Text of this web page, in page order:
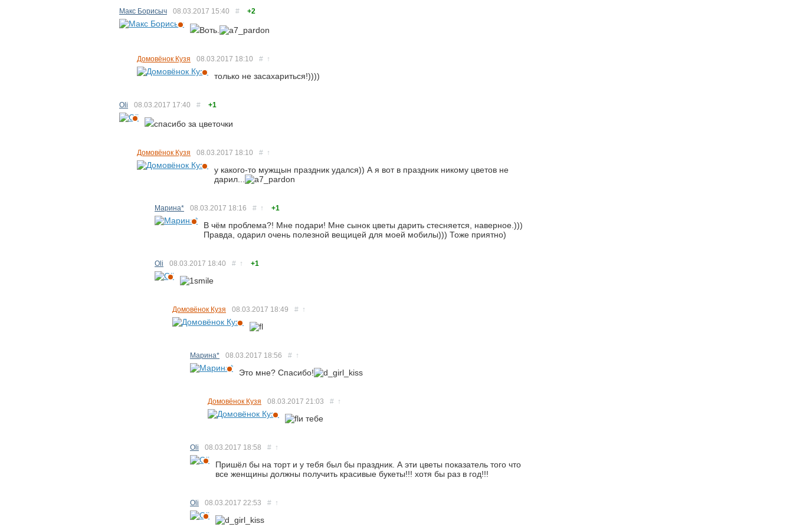
Макс Борисыч 08.03.2017 15:40 # +2
Воть.
Домовёнок Кузя 08.03.2017 18:10 # ↑
только не засахариться!))))
Oli 08.03.2017 17:40 # +1
спасибо за цветочки
Домовёнок Кузя 08.03.2017 18:10 # ↑
у какого-то мужщын праздник удался)) А я вот в праздник никому цветов не
дарил...
Марина* 08.03.2017 18:16 # ↑ +1
В чём проблема?! Мне подари! Мне сынок цветы дарить стесняется, наверное.)))
Правда, одарил очень полезной вещицей для моей мобилы))) Тоже приятно)
Oli 08.03.2017 18:40 # ↑ +1
Домовёнок Кузя 08.03.2017 18:49 # ↑
Марина* 08.03.2017 18:56 # ↑
Это мне? Спасибо!
Домовёнок Кузя 08.03.2017 21:03 # ↑
и тебе
Oli 08.03.2017 18:58 # ↑
Пришёл бы на торт и у тебя был бы праздник. А эти цветы показатель того что
все женщины должны получить красивые букеты!!! хотя бы раз в год!!!
Oli 08.03.2017 22:53 # ↑